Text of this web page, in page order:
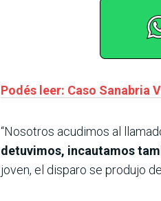
Podés leer: Caso Sanabria
“Nosotros acudimos al
detuvimos, incautamos
joven, el disparo se produjo